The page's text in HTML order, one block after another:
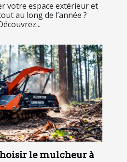
votre espace extérieur et
au long de l’année ?
le mulcheur à